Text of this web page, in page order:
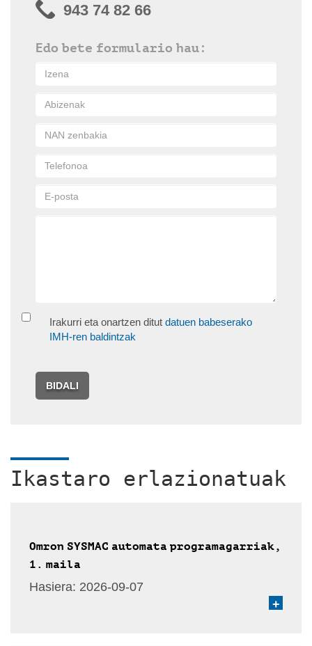
943 74 82 66
Edo bete formulario hau:
Irakurri eta onartzen ditut datuen babeserako
IMH-ren baldintzak
BIDALI
Ikastaro erlazionatuak
Omron SYSMAC automata programagarriak,
1. maila
Hasiera: 2026-09-07
+